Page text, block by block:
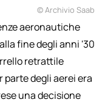
© Archivio Saab
aeronautiche
fine degli anni '30
retrattile
parte degli aerei era
una decisione